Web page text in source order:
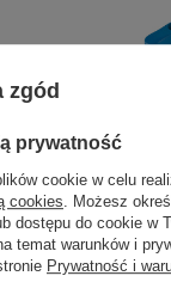
rur
1-2",
zgód
prywatność
cookie w celu
cookies. Możesz
dostępu do cookie w
temat warunków i
Prywatność i